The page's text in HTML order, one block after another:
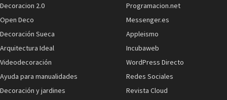
Decoracion 2.0
Open Deco
Decoración Sueca
Arquitectura Ideal
Videodecoración
Ayuda para manualidades
Decoración y jardines
Programacion.net
Messenger.es
Appleismo
Incubaweb
WordPress Directo
Redes Sociales
Revista Cloud